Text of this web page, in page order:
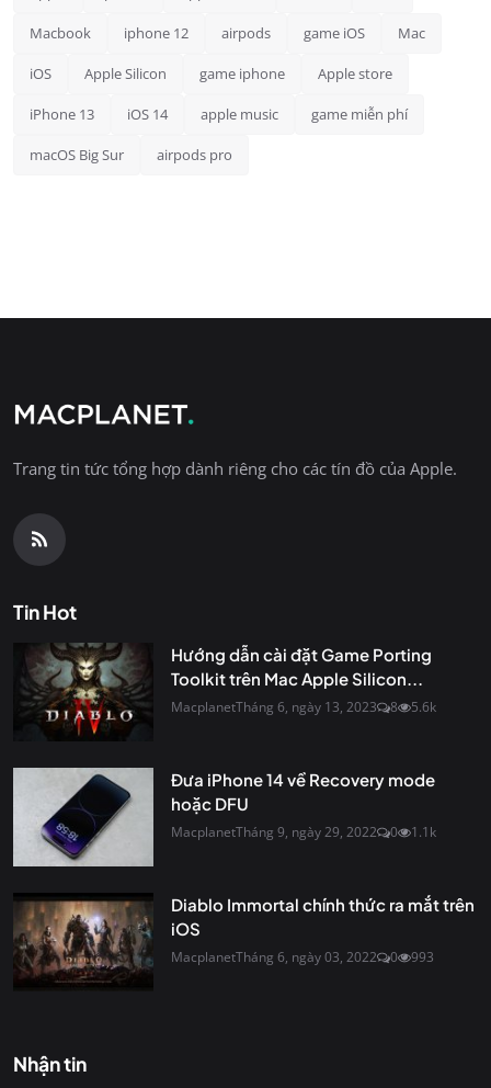
Macbook iphone 12 airpods game iOS Mac
iOS Apple Silicon game iphone Apple store
iPhone 13 iOS 14 apple music game miễn phí
macOS Big Sur airpods pro
Trang tin tức tổng hợp dành riêng cho các tín đồ của Apple.
Tin Hot
Hướng dẫn cài đặt Game Porting
Toolkit trên Mac Apple Silicon...
MacplanetTháng 6, ngày 13, 2023 8 5.6k
Đưa iPhone 14 về Recovery mode
hoặc DFU
MacplanetTháng 9, ngày 29, 2022 0 1.1k
Diablo Immortal chính thức ra mắt trên
iOS
MacplanetTháng 6, ngày 03, 2022 0 993
Nhận tin